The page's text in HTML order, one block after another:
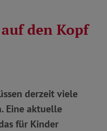
den Kopf
derzeit viele
Eine aktuelle
für Kinder